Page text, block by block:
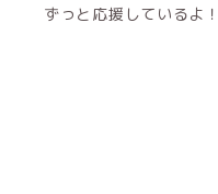
ずっと応援しているよ！